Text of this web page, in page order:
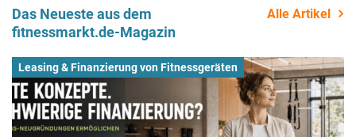
Das Neueste aus dem
fitnessmarkt.de-Magazin
Alle Artikel
Leasing & Finanzierung von Fitnessgeräten